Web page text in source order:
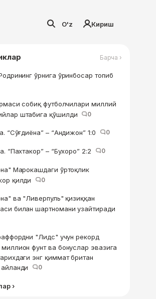
O'z Кириш
Барча ›
ўрнига ўринбосар топиб
собиқ футболчилари миллий
штабига қўшилди
0
“Сўғдиёна” – “Андижон” 1:0 0
“Пахтакор” – “Бухоро” 2:2 0
Марокашдаги ўртоқлик
қилди
0
ва "Ливерпуль" қизиққан
билан шартномани узайтиради
"Лидс" учун рекорд
фунт ва бонуслар эвазига
энг қиммат британ
0
›